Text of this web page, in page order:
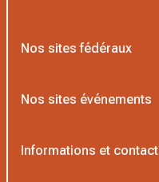
Nos sites fédéraux
Nos sites événements
Informations et contact